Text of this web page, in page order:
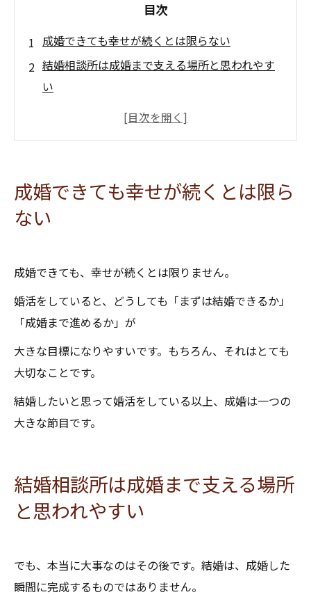
目次
成婚できても幸せが続くとは限らない
結婚相談所は成婚まで支える場所と思われやす
い
でも本当に大事なのはその後の暮らし
だから相手選びは結婚後まで考えることが大切
一人で整理しにくい方へ
成婚できても幸せが続くとは限ら
ない
成婚できても、幸せが続くとは限りません。
婚活をしていると、どうしても「まずは結婚できるか」
「成婚まで進めるか」が
大きな目標になりやすいです。もちろん、それはとても
大切なことです。
結婚したいと思って婚活をしている以上、成婚は一つの
大きな節目です。
結婚相談所は成婚まで支える場所
と思われやすい
でも、本当に大事なのはその後です。結婚は、成婚した
瞬間に完成するものではありません。